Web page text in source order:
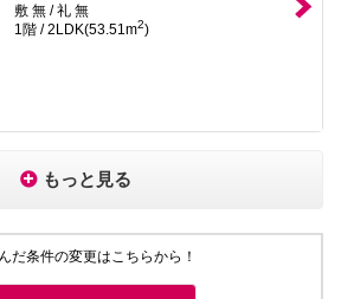
敷 無 / 礼 無
1階 / 2LDK(53.51m2)
もっと見る
だ条件の変更はこちらから！